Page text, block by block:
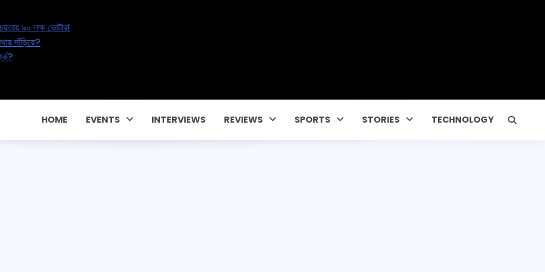
Erasure: অনিশ্চয়তায় ৯০ লক্ষ ভোটার!
২০ লক্ষ শিক্ষকের ভবিষ্যৎ কোথায় দাঁড়িয়ে?
পরকীয়া, নাকি বদলাচ্ছে সম্পর্ক?
কন্ট্রাক্টে! CM Pema Khandu
HOME EVENTS INTERVIEWS REVIEWS SPORTS STORIES TECHNOLOGY